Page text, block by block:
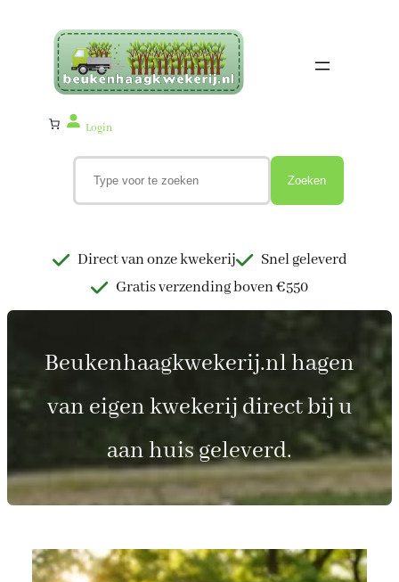
Login
Zoeken
Direct van onze kwekerij
Snel geleverd
Gratis verzending boven €550
Beukenhaagkwekerij.nl hagen
van eigen kwekerij direct bij u
aan huis geleverd.